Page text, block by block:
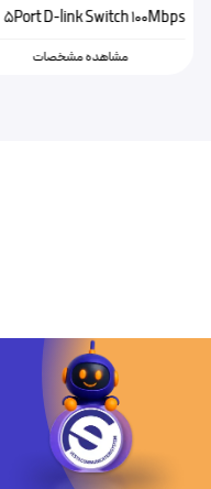
5Port D-link Switch 100Mbps
مشاهده مشخصات